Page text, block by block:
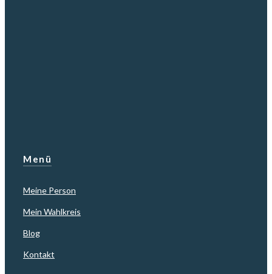
Menü
Meine Person
Mein Wahlkreis
Blog
Kontakt